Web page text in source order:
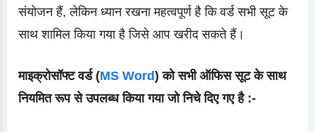
संयोजन हैं, लेकिन ध्यान रखना महत्वपूर्ण है कि वर्ड सभी सूट के
साथ शामिल किया गया है जिसे आप खरीद सकते हैं।
माइक्रोसॉफ्ट वर्ड (MS Word) को सभी ऑफिस सूट के साथ
नियमित रूप से उपलब्ध किया गया जो निचे दिए गए है :-